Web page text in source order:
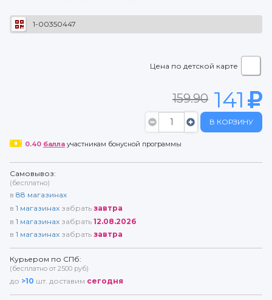
1-00350447
Цена по детской карте
159.90 141
В КОРЗИНУ
0.40 баллаучастникам бонусной программы
Самовывоз:
(бесплатно)
в 88 магазинах
в 1 магазинах забрать завтра
в 1 магазинах забрать 12.08.2026
в 1 магазинах забрать завтра
Курьером по СПб:
(бесплатно от 2500 руб)
до >10 шт. доставим сегодня